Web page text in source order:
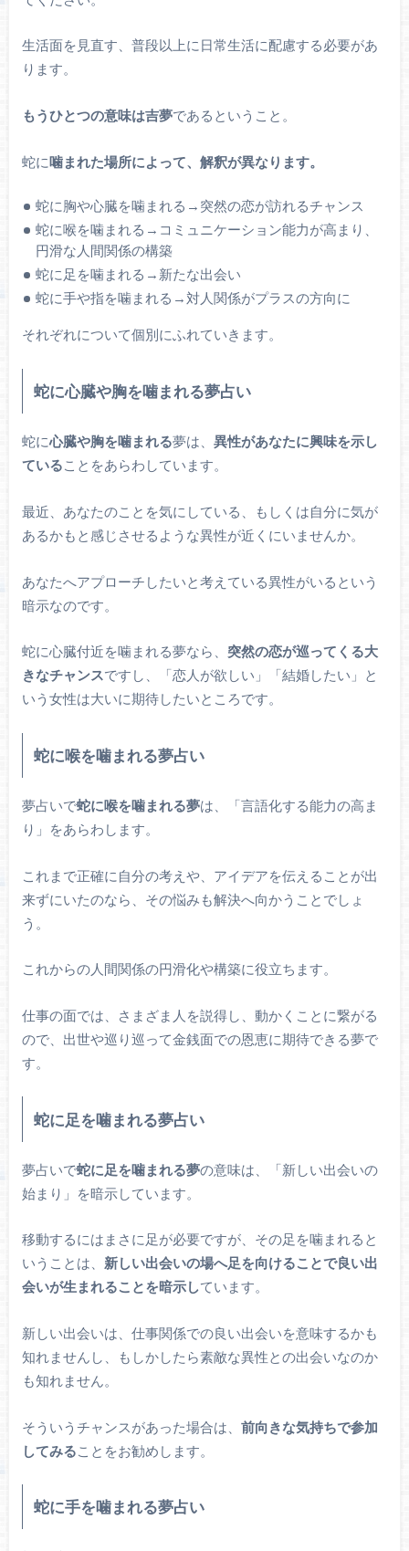
生活面を見直す、普段以上に日常生活に配慮する必要があ
ります。
もうひとつの意味は吉夢であるということ。
蛇に噛まれた場所によって、解釈が異なります。
蛇に胸や心臓を噛まれる→突然の恋が訪れるチャンス
蛇に喉を噛まれる→コミュニケーション能力が高まり、
円滑な人間関係の構築
蛇に足を噛まれる→新たな出会い
蛇に手や指を噛まれる→対人関係がプラスの方向に
それぞれについて個別にふれていきます。
蛇に心臓や胸を噛まれる夢占い
蛇に心臓や胸を噛まれる夢は、 異性があなたに興味を示し
ていることをあらわしています。
最近、あなたのことを気にしている、もしくは自分に気が
あるかもと感じさせるような異性が近くにいませんか。
あなたへアプローチしたいと考えている異性がいるという
暗示なのです。
蛇に心臓付近を噛まれる夢なら、 突然の恋が巡ってくる大
きなチャンスですし、「恋人が欲しい」「結婚したい」と
いう女性は大いに期待したいところです。
蛇に喉を噛まれる夢占い
夢占いで蛇に喉を噛まれる夢は、「言語化する能力の高ま
り」をあらわします。
これまで正確に自分の考えや、アイデアを伝えることが出
来ずにいたのなら、その悩みも解決へ向かうことでしょ
う。
これからの人間関係の円滑化や構築に役立ちます。
仕事の面では、さまざま人を説得し、動かくことに繋がる
ので、出世や巡り巡って金銭面での恩恵に期待できる夢で
す。
蛇に足を噛まれる夢占い
夢占いで蛇に足を噛まれる夢の意味は、「新しい出会いの
始まり」を暗示しています。
移動するにはまさに足が必要ですが、その足を噛まれると
いうことは、 新しい出会いの場へ足を向けることで良い出
会いが生まれることを暗示しています。
新しい出会いは、仕事関係での良い出会いを意味するかも
知れませんし、もしかしたら素敵な異性との出会いなのか
も知れません。
そういうチャンスがあった場合は、 前向きな気持ちで参加
してみる ことをお勧めします。
蛇に手を噛まれる夢占い